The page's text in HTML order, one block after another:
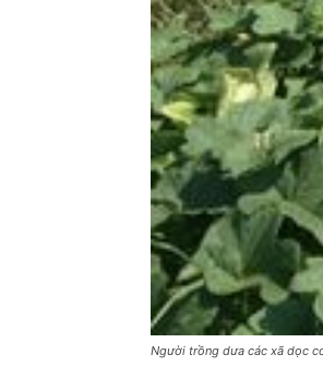
Người trồng dưa các xã dọc